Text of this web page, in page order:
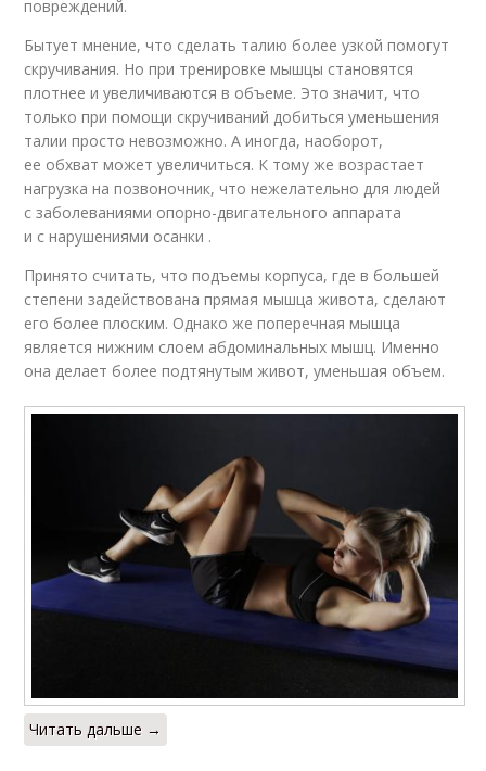
повреждений.
Бытует мнение, что сделать талию более узкой помогут
скручивания. Но при тренировке мышцы становятся
плотнее и увеличиваются в объеме. Это значит, что
только при помощи скручиваний добиться уменьшения
талии просто невозможно. А иногда, наоборот,
ее обхват может увеличиться. К тому же возрастает
нагрузка на позвоночник, что нежелательно для людей
с заболеваниями опорно-двигательного аппарата
и с нарушениями осанки .
Принято считать, что подъемы корпуса, где в большей
степени задействована прямая мышца живота, сделают
его более плоским. Однако же поперечная мышца
является нижним слоем абдоминальных мышц. Именно
она делает более подтянутым живот, уменьшая объем.
Читать дальше →